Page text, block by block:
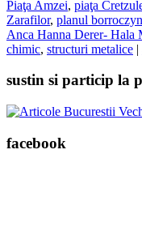
Piaţa Amzei, piaţa
Zarafilor, planul borroczyn
Anca Hanna Derer- Hala
chimic, structuri metalice |
sustin si particip la
facebook